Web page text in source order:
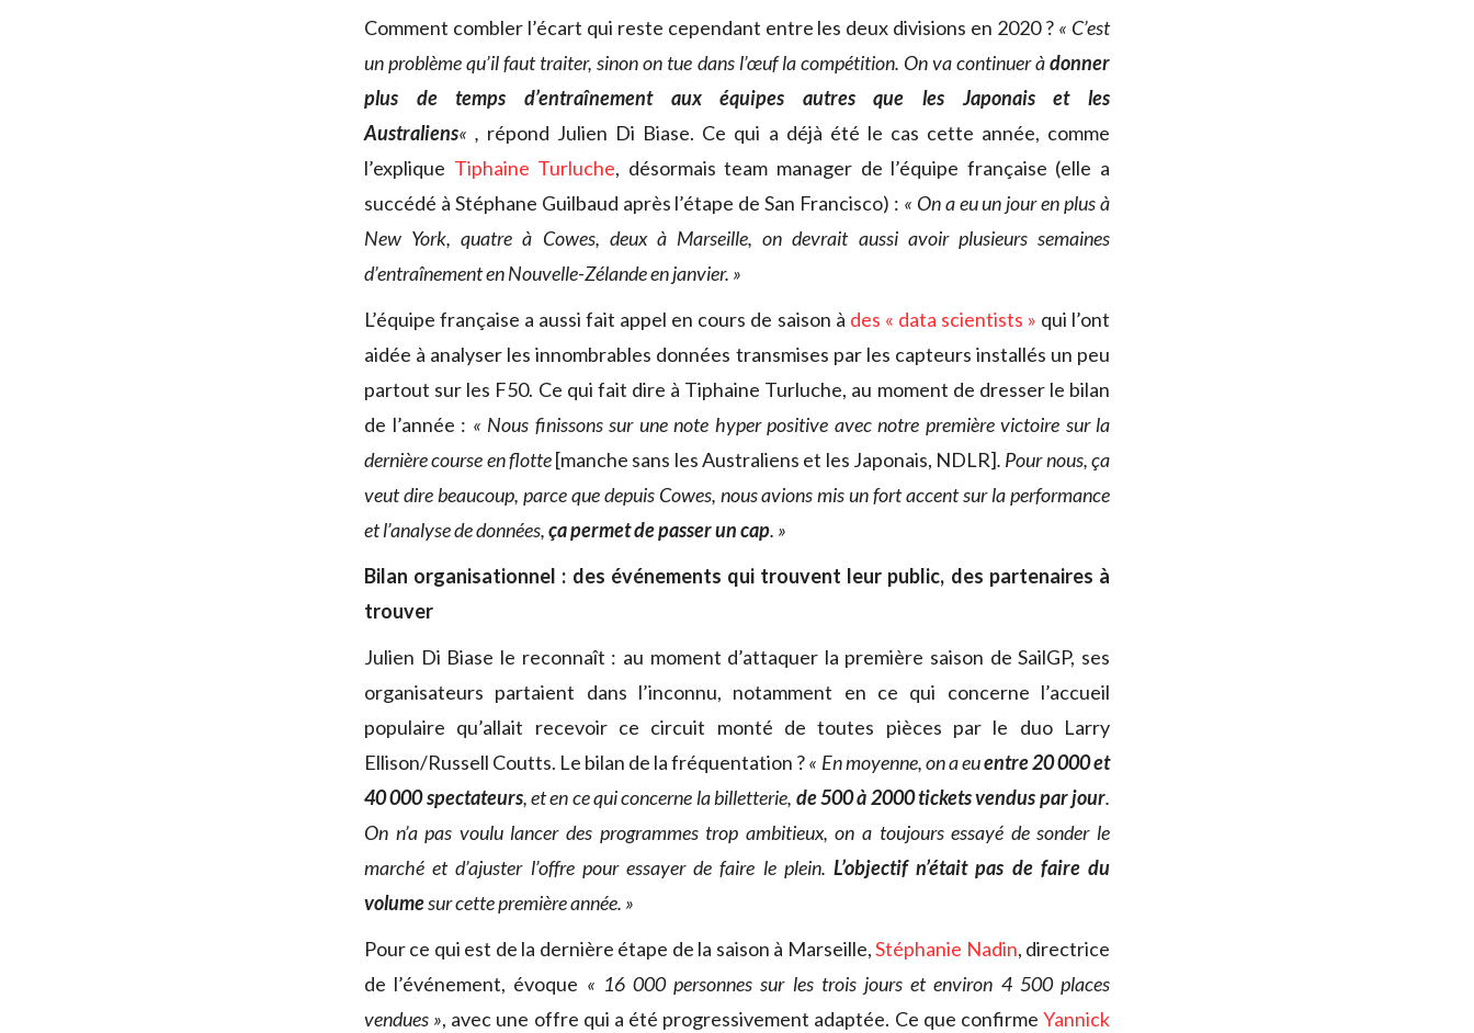
Comment combler l’écart qui reste cependant entre les deux divisions en 2020 ? « C’est
un problème qu’il faut traiter, sinon on tue dans l’œuf la compétition. On va continuer àdonner
plus de temps d’entraînement aux équipes autres que les Japonais et les
Australiens« , répond Julien Di Biase. Ce qui a déjà été le cas cette année, comme
l’explique Tiphaine Turluche, désormais team manager de l’équipe française (elle a
succédé à Stéphane Guilbaud après l’étape de San Francisco) : « On a eu un jour en plus à
New York, quatre à Cowes, deux à Marseille, on devrait aussi avoir plusieurs semaines
d’entraînement en Nouvelle-Zélande en janvier. »
L’équipe française a aussi fait appel en cours de saison à des « data scientists » qui l’ont
aidée à analyser les innombrables données transmises par les capteurs installés un peu
partout sur les F50. Ce qui fait dire à Tiphaine Turluche, au moment de dresser le bilan
de l’année : « Nous finissons sur une note hyper positive avec notre première victoire sur la
dernière course en flotte[manche sans les Australiens et les Japonais, NDLR]. Pour nous, ça
veut dire beaucoup, parce que depuis Cowes, nous avions mis un fort accent sur la performance
et l’analyse de données,ça permet de passer un cap. »
Bilan organisationnel : des événements qui trouvent leur public, des partenaires à
trouver
Julien Di Biase le reconnaît : au moment d’attaquer la première saison de SailGP, ses
organisateurs partaient dans l’inconnu, notamment en ce qui concerne l’accueil
populaire qu’allait recevoir ce circuit monté de toutes pièces par le duo Larry
Ellison/Russell Coutts. Le bilan de la fréquentation ?« En moyenne, on a euentre 20 000 et
40 000 spectateurs, et en ce qui concerne la billetterie, de 500 à 2000 tickets vendus par jour.
On n’a pas voulu lancer des programmes trop ambitieux, on a toujours essayé de sonder le
marché et d’ajuster l’offre pour essayer de faire le plein. L’objectif n’était pas de faire du
volumesur cette première année. »
Pour ce qui est de la dernière étape de la saison à Marseille,Stéphanie Nadin, directrice
de l’événement, évoque « 16 000 personnes sur les trois jours et environ 4 500 places
vendues », avec une offre qui a été progressivement adaptée. Ce que confirmeYannick